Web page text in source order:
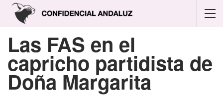
Las FAS en el
capricho partidista de
Doña Margarita